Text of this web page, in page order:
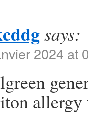
says:
2024 at
allergy